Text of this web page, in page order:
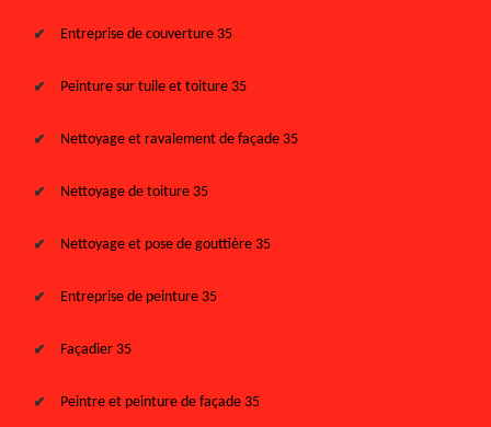
Entreprise de couverture 35
Peinture sur tuile et toiture 35
Nettoyage et ravalement de façade 35
Nettoyage de toiture 35
Nettoyage et pose de gouttière 35
Entreprise de peinture 35
Façadier 35
Peintre et peinture de façade 35